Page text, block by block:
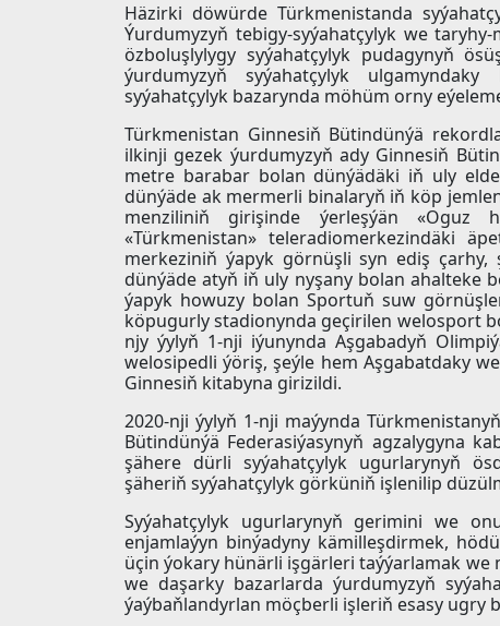
Häzirki döwürde Türkmenistanda
Ýurdumyzyň tebigy-syýahatçylyk we
özboluşlylygy syýahatçylyk pudagynyň
ýurdumyzyň syýahatçylyk
syýahatçylyk bazarynda möhüm orny
Türkmenistan Ginnesiň Bütindünýä
ilkinji gezek ýurdumyzyň ady Ginnesiň
metre barabar bolan dünýädäki iň uly
dünýäde ak mermerli binalaryň iň köp
menziliniň girişinde ýerleşýän
«Türkmenistan» teleradiomerkezindäki
merkeziniň ýapyk görnüşli syn ediş çarhy,
dünýäde atyň iň uly nyşany bolan ahalteke
ýapyk howuzy bolan Sportuň suw
köpugurly stadionynda geçirilen welosport
njy ýylyň 1-nji iýunynda Aşgabadyň
welosipedli ýöriş, şeýle hem Aşgabatdaky
Ginnesiň kitabyna girizildi.
2020-nji ýylyň 1-nji maýynda
Bütindünýä Federasiýasynyň agzalygyna
şähere dürli syýahatçylyk ugurlarynyň
şäheriň syýahatçylyk görküniň işlenilip
Syýahatçylyk ugurlarynyň gerimini we
enjamlaýyn binýadyny kämilleşdirmek,
üçin ýokary hünärli işgärleri taýýarlamak
we daşarky bazarlarda ýurdumyzyň
ýaýbaňlandyrlan möçberli işleriň esasy ugry